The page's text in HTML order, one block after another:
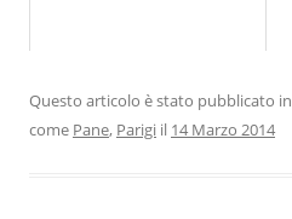
Questo articolo è stato pubblicato in
come Pane, Parigi il 14 Marzo 2014